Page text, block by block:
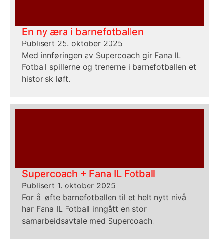
En ny æra i barnefotballen
Publisert 25. oktober 2025
Med innføringen av Supercoach gir Fana IL
Fotball spillerne og trenerne i barnefotballen et
historisk løft.
Supercoach + Fana IL Fotball
Publisert 1. oktober 2025
For å løfte barnefotballen til et helt nytt nivå
har Fana IL Fotball inngått en stor
samarbeidsavtale med Supercoach.